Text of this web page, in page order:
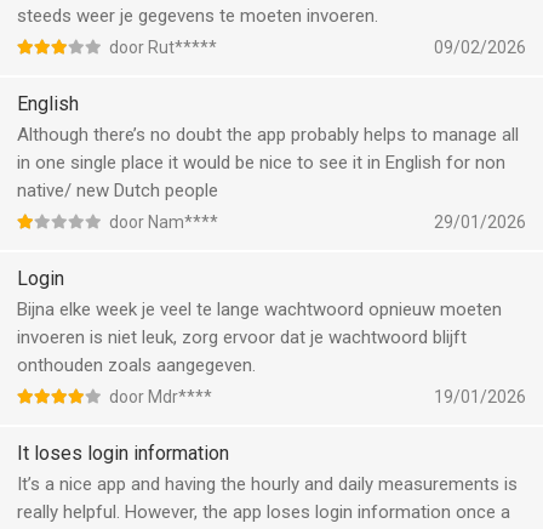
steeds weer je gegevens te moeten invoeren.
door Rut***** 09/02/2026
English
Although there’s no doubt the app probably helps to manage all
in one single place it would be nice to see it in English for non
native/ new Dutch people
door Nam**** 29/01/2026
Login
Bijna elke week je veel te lange wachtwoord opnieuw moeten
invoeren is niet leuk, zorg ervoor dat je wachtwoord blijft
onthouden zoals aangegeven.
door Mdr**** 19/01/2026
It loses login information
It’s a nice app and having the hourly and daily measurements is
really helpful. However, the app loses login information once a